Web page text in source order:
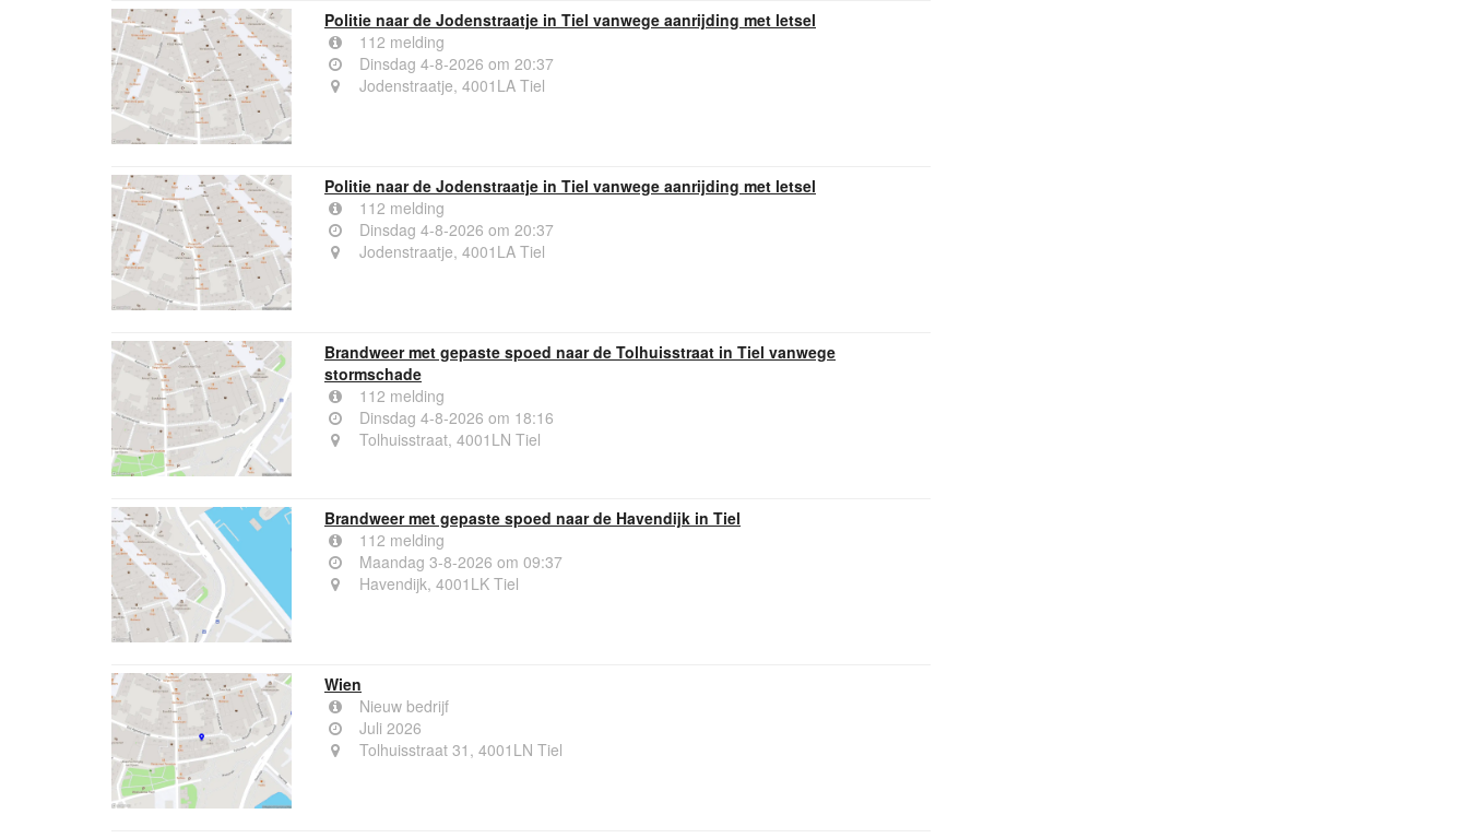
Politie naar de Jodenstraatje in Tiel vanwege aanrijding met letsel
112 melding
Dinsdag 4-8-2026 om 20:37
Jodenstraatje, 4001LA Tiel
Politie naar de Jodenstraatje in Tiel vanwege aanrijding met letsel
112 melding
Dinsdag 4-8-2026 om 20:37
Jodenstraatje, 4001LA Tiel
Brandweer met gepaste spoed naar de Tolhuisstraat in Tiel vanwege
stormschade
112 melding
Dinsdag 4-8-2026 om 18:16
Tolhuisstraat, 4001LN Tiel
Brandweer met gepaste spoed naar de Havendijk in Tiel
112 melding
Maandag 3-8-2026 om 09:37
Havendijk, 4001LK Tiel
Wien
Nieuw bedrijf
Juli 2026
Tolhuisstraat 31, 4001LN Tiel